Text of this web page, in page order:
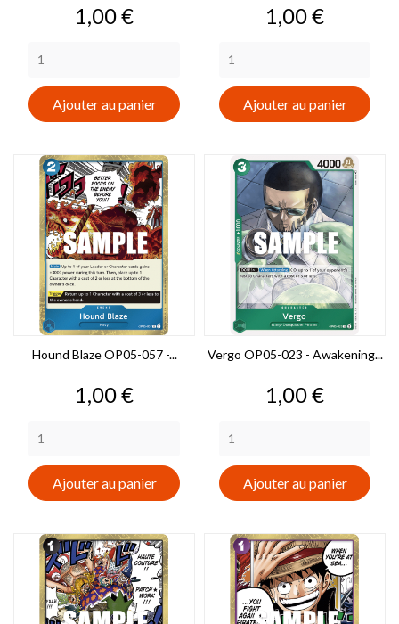
Prix
1,00 €
Ajouter au panier
Prix
1,00 €
Ajouter au panier
Hound Blaze OP05-057 -...
Prix
1,00 €
Ajouter au panier
Vergo OP05-023 - Awakening...
Prix
1,00 €
Ajouter au panier